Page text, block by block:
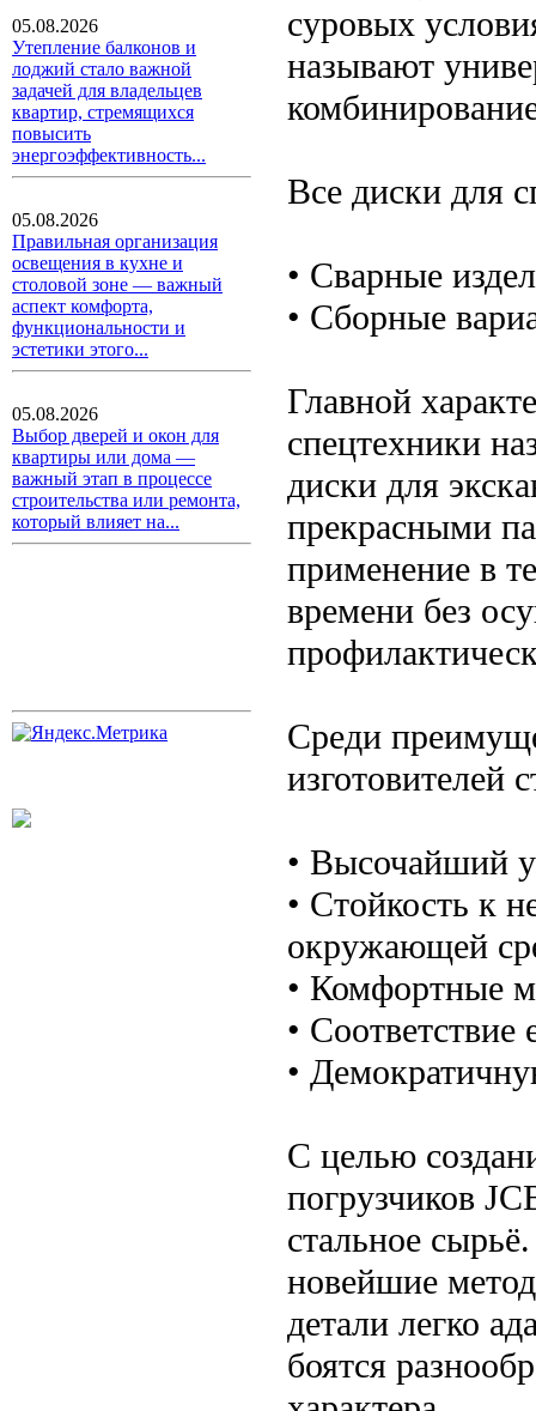
05.08.2026
Утепление балконов и
лоджий стало важной
задачей для владельцев
квартир, стремящихся
повысить
энергоэффективность...
05.08.2026
Правильная организация
освещения в кухне и
столовой зоне — важный
аспект комфорта,
функциональности и
эстетики этого...
05.08.2026
Выбор дверей и окон для
квартиры или дома —
важный этап в процессе
строительства или ремонта,
который влияет на...
суровых
называют
Все диски для
• Сварные
• Сборные
Главной
спецтехники
диски для
прекрасными
применение в
времени без
Среди
изготовителей
• Высочайший
• Стойкость к
окружающей
• Комфортные
• Соответствие
•
С целью
погрузчиков
стальное
новейшие
детали легко
боятся